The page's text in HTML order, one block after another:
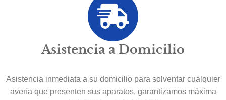
Asistencia a Domicilio
Asistencia inmediata a su domicilio para solventar cualquier
avería que presenten sus aparatos, garantizamos máxima